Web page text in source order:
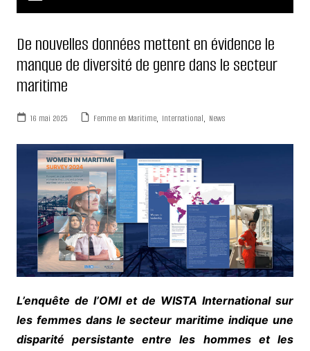
De nouvelles données mettent en évidence le
manque de diversité de genre dans le secteur
maritime
16 mai 2025 Femme en Maritime, International, News
L’enquête de l’OMI et de WISTA International sur
les femmes dans le secteur maritime indique une
disparité persistante entre les hommes et les